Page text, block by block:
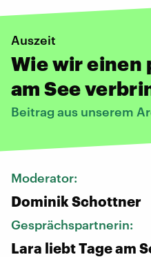
Auszeit
Wie wir einen
am See
Beitrag aus unserem
Moderator:
Dominik Schottner
Gesprächspartnerin:
Lara liebt Tage am